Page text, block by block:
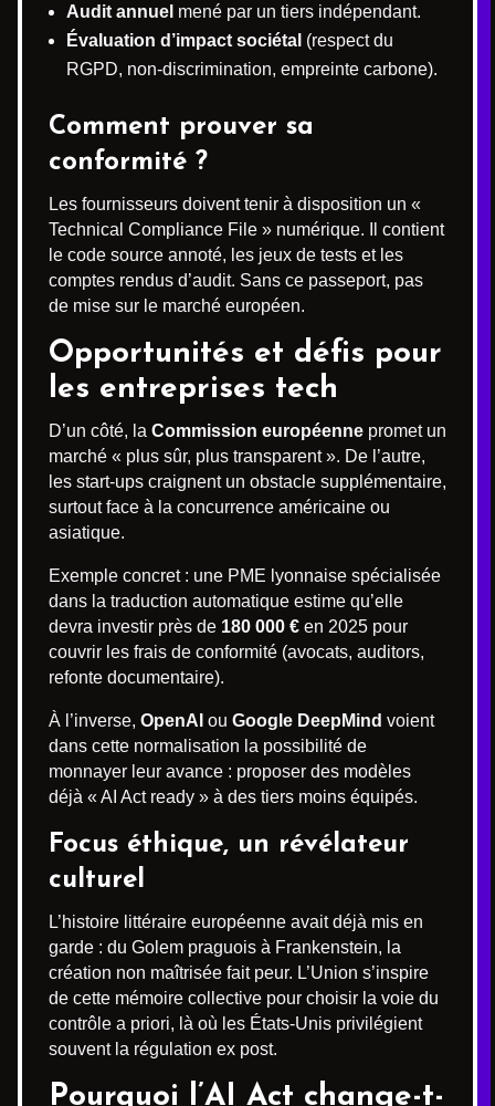
Audit annuel mené par un tiers indépendant.
Évaluation d’impact sociétal (respect du
RGPD, non-discrimination, empreinte carbone).
Comment prouver sa
conformité ?
Les fournisseurs doivent tenir à disposition un «
Technical Compliance File » numérique. Il contient
le code source annoté, les jeux de tests et les
comptes rendus d’audit. Sans ce passeport, pas
de mise sur le marché européen.
Opportunités et défis pour
les entreprises tech
D’un côté, la Commission européenne promet un
marché « plus sûr, plus transparent ». De l’autre,
les start-ups craignent un obstacle supplémentaire,
surtout face à la concurrence américaine ou
asiatique.
Exemple concret : une PME lyonnaise spécialisée
dans la traduction automatique estime qu’elle
devra investir près de 180 000 € en 2025 pour
couvrir les frais de conformité (avocats, auditors,
refonte documentaire).
À l’inverse, OpenAI ou Google DeepMind voient
dans cette normalisation la possibilité de
monnayer leur avance : proposer des modèles
déjà « AI Act ready » à des tiers moins équipés.
Focus éthique, un révélateur
culturel
L’histoire littéraire européenne avait déjà mis en
garde : du Golem praguois à Frankenstein, la
création non maîtrisée fait peur. L’Union s’inspire
de cette mémoire collective pour choisir la voie du
contrôle a priori, là où les États-Unis privilégient
souvent la régulation ex post.
Pourquoi l’AI Act change-t-